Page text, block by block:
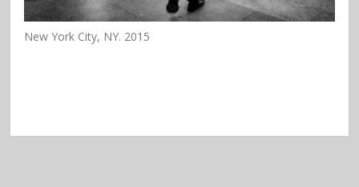
New York City, NY. 2015